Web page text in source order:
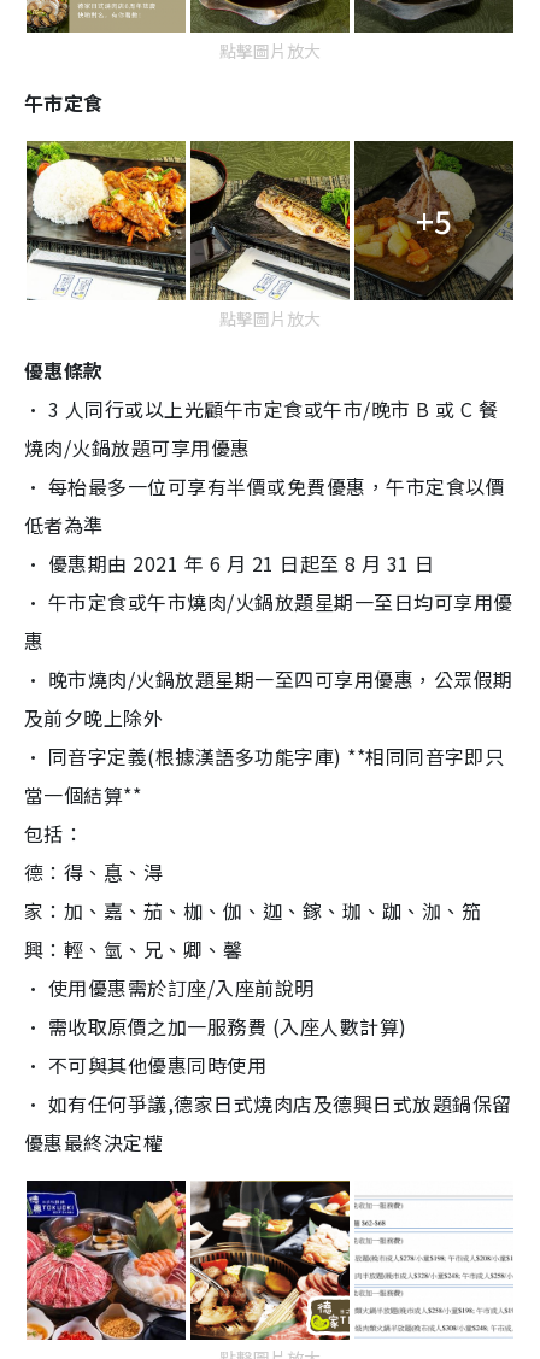
點擊圖片放大
午市定食
+5
點擊圖片放大
優惠條款
• 3 人同行或以上光顧午市定食或午市/晚市 B 或 C 餐
燒肉/火鍋放題可享用優惠
• 每枱最多一位可享有半價或免費優惠，午市定食以價
低者為準
• 優惠期由 2021 年 6 月 21 日起至 8 月 31 日
• 午市定食或午市燒肉/火鍋放題星期一至日均可享用優
惠
• 晚市燒肉/火鍋放題星期一至四可享用優惠，公眾假期
及前夕晚上除外
• 同音字定義(根據漢語多功能字庫) **相同同音字即只
當一個結算**
包括：
德：得、惪、淂
家：加、嘉、茄、枷、伽、迦、鎵、珈、跏、泇、笳
興：輕、氫、兄、卿、馨
• 使用優惠需於訂座/入座前說明
• 需收取原價之加一服務費 (入座人數計算)
• 不可與其他優惠同時使用
• 如有任何爭議,德家日式燒肉店及德興日式放題鍋保留
優惠最終決定權